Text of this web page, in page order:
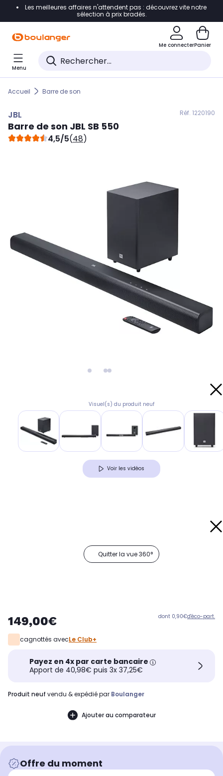
Accéder directement à la navigation
Accéder directement au pied de page
Accéder directement au chatbot
Les meilleures affaires n'attendent pas : découvrez vite notre
sélection à prix bradés.
Me connecterPanier
Menu
Accueil Barre de son
JBL Réf. 1220190
Barre de son JBL SB 550
4,5/5(48)
Visuel(s) du produit neuf
Voir les vidéos
Quitter la vue 360°
149,00€ dont 0,90€d'éco-part.
cagnottés avecLe Club+
Payez en 4x par carte bancaire
Apport de 40,98€ puis 3x 37,25€
produit neuf vendu & expédié par Boulanger
Ajouter au comparateur
Offre du moment